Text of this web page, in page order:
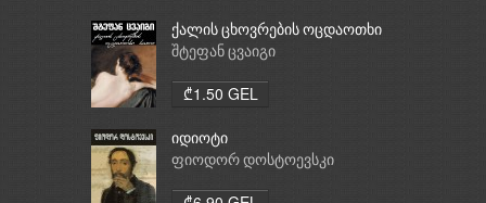
ქალის ცხოვრების ოცდაოთხი
საათი
შტეფან ცვაიგი
₾1.50 GEL
იდიოტი
ფიოდორ დოსტოევსკი